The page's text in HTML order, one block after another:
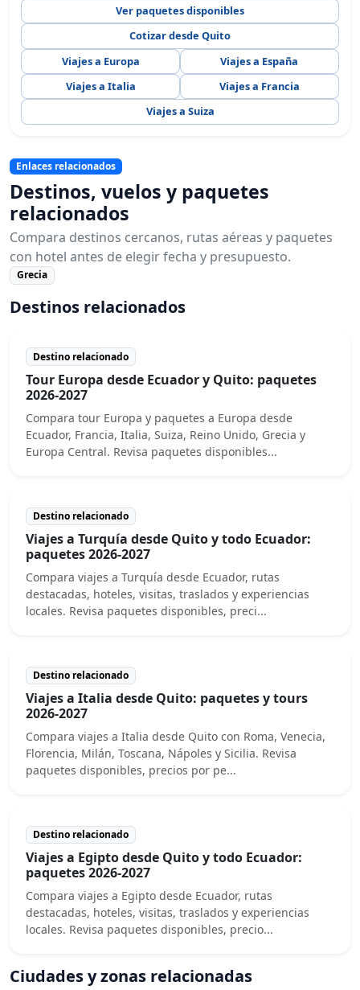
Ver paquetes disponibles
Cotizar desde Quito
Viajes a Europa
Viajes a España
Viajes a Italia
Viajes a Francia
Viajes a Suiza
Enlaces relacionados
Destinos, vuelos y paquetes
relacionados
Compara destinos cercanos, rutas aéreas y paquetes
con hotel antes de elegir fecha y presupuesto.
Grecia
Destinos relacionados
Destino relacionado
Tour Europa desde Ecuador y Quito: paquetes
2026-2027
Compara tour Europa y paquetes a Europa desde
Ecuador, Francia, Italia, Suiza, Reino Unido, Grecia y
Europa Central. Revisa paquetes disponibles...
Destino relacionado
Viajes a Turquía desde Quito y todo Ecuador:
paquetes 2026-2027
Compara viajes a Turquía desde Ecuador, rutas
destacadas, hoteles, visitas, traslados y experiencias
locales. Revisa paquetes disponibles, preci...
Destino relacionado
Viajes a Italia desde Quito: paquetes y tours
2026-2027
Compara viajes a Italia desde Quito con Roma, Venecia,
Florencia, Milán, Toscana, Nápoles y Sicilia. Revisa
paquetes disponibles, precios por pe...
Destino relacionado
Viajes a Egipto desde Quito y todo Ecuador:
paquetes 2026-2027
Compara viajes a Egipto desde Ecuador, rutas
destacadas, hoteles, visitas, traslados y experiencias
locales. Revisa paquetes disponibles, precio...
Ciudades y zonas relacionadas